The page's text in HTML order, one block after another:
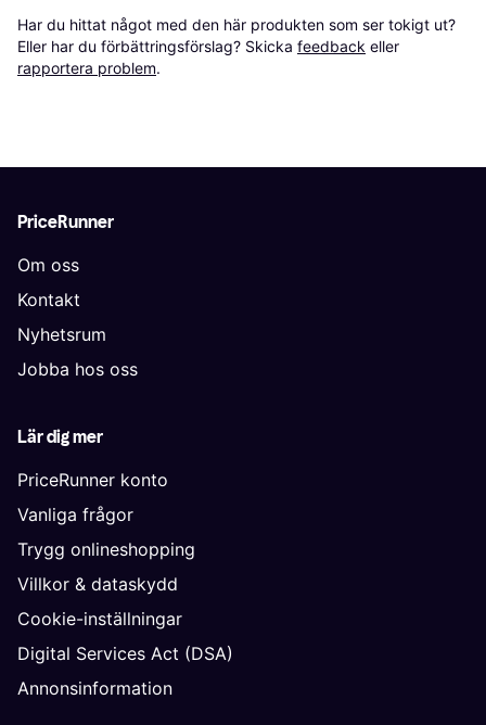
Har du hittat något med den här produkten som ser tokigt ut?
Eller har du förbättringsförslag? Skicka feedback eller
rapportera problem.
PriceRunner
Om oss
Kontakt
Nyhetsrum
Jobba hos oss
Lär dig mer
PriceRunner konto
Vanliga frågor
Trygg onlineshopping
Villkor & dataskydd
Cookie-inställningar
Digital Services Act (DSA)
Annonsinformation